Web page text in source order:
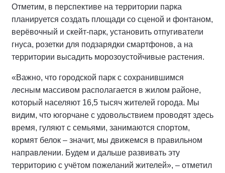
Отметим, в перспективе на территории парка
планируется создать площади со сценой и фонтаном,
верёвочный и скейт-парк, установить отпугиватели
гнуса, розетки для подзарядки смартфонов, а на
территории высадить морозоустойчивые растения.
«Важно, что городской парк с сохранившимся
лесным массивом располагается в жилом районе,
который населяют 16,5 тысяч жителей города. Мы
видим, что югорчане с удовольствием проводят здесь
время, гуляют с семьями, занимаются спортом,
кормят белок – значит, мы движемся в правильном
направлении. Будем и дальше развивать эту
территорию с учётом пожеланий жителей», – отметил